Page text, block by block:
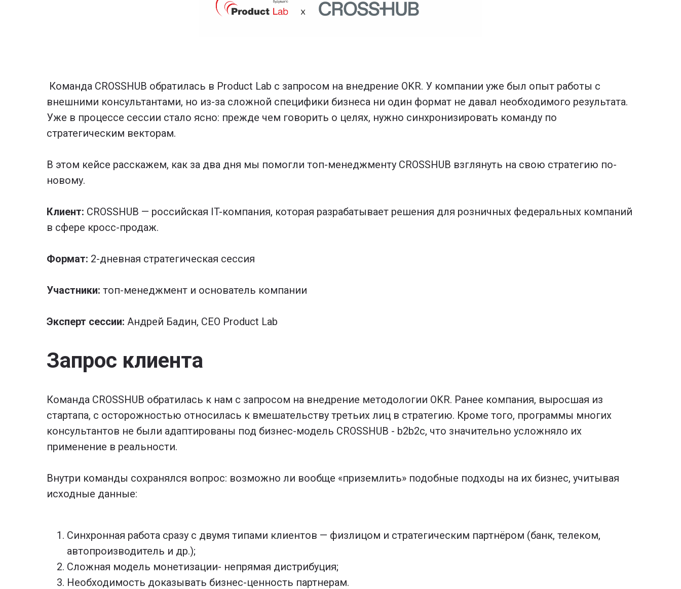
Команда CROSSHUB обратилась в Product Lab с запросом на внедрение OKR. У компании уже был опыт работы с
внешними консультантами, но из-за сложной специфики бизнеса ни один формат не давал необходимого результата.
Уже в процессе сессии стало ясно: прежде чем говорить о целях, нужно синхронизировать команду по
стратегическим векторам.
В этом кейсе расскажем, как за два дня мы помогли топ-менеджменту CROSSHUB взглянуть на свою стратегию по-
новому.
Клиент: CROSSHUB — российская IT-компания, которая разрабатывает решения для розничных федеральных компаний
в сфере кросс-продаж.
Формат: 2-дневная стратегическая сессия
Участники: топ-менеджмент и основатель компании
Эксперт сессии: Андрей Бадин, CEO Product Lab
Запрос клиента
Команда CROSSHUB обратилась к нам с запросом на внедрение методологии OKR. Ранее компания, выросшая из
стартапа, с осторожностью относилась к вмешательству третьих лиц в стратегию. Кроме того, программы многих
консультантов не были адаптированы под бизнес-модель CROSSHUB - b2b2c, что значительно усложняло их
применение в реальности.
Внутри команды сохранялся вопрос: возможно ли вообще «приземлить» подобные подходы на их бизнес, учитывая
исходные данные:
Синхронная работа сразу с двумя типами клиентов — физлицом и стратегическим партнёром (банк, телеком,
автопроизводитель и др.);
Сложная модель монетизации- непрямая дистрибуция;
Необходимость доказывать бизнес-ценность партнерам.